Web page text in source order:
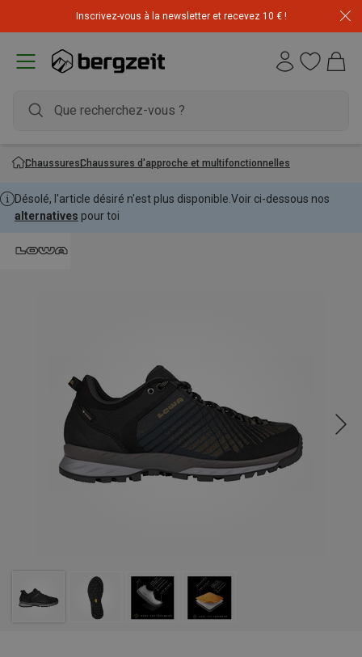
Inscrivez-vous à la newsletter et recevez 10 € !
ChaussuresChaussures d'approche et multifonctionnelles
Désolé, l'article désiré n'est plus disponible. Voir ci-dessous nos
alternatives pour toi